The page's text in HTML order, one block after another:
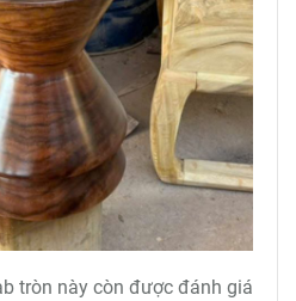
tròn này còn được đánh giá